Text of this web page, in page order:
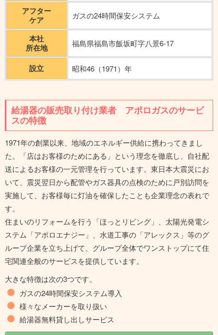
アフター
ケア
ガスの24時間保安システム
本社
所在地
福島県福島市飯坂町字八景6-17
設立 昭和46（1971）年
給湯器の販売取り付け業者 アポロガスのサービ
スの特徴
1971年の創業以来、地域のエネルギー供給に携わってきまし
た。「店はお客様のためにある」という理念を徹底し、自社配
送によるお客様の一元管理を行っています。東日本大震災にお
いて、震災翌日から配管やガス器具の点検のために戸別訪問を
実施して、お客様毎に灯油を確保したことも企業理念の表れで
す。
住まいのリフォームを行う「ほっとリビング」、太陽光発電シ
ステム「アポロエナジー」、水道工事の「アレックス」等のグ
ループ企業を立ち上げて、グループ全体でワンストップにて住
宅関連全般のサービスを提供しています。
大きな特徴は次の3つです。
ガスの24時間保安システム導入
様々なメーカーを取り扱い
給湯器無料貸し出しサービス